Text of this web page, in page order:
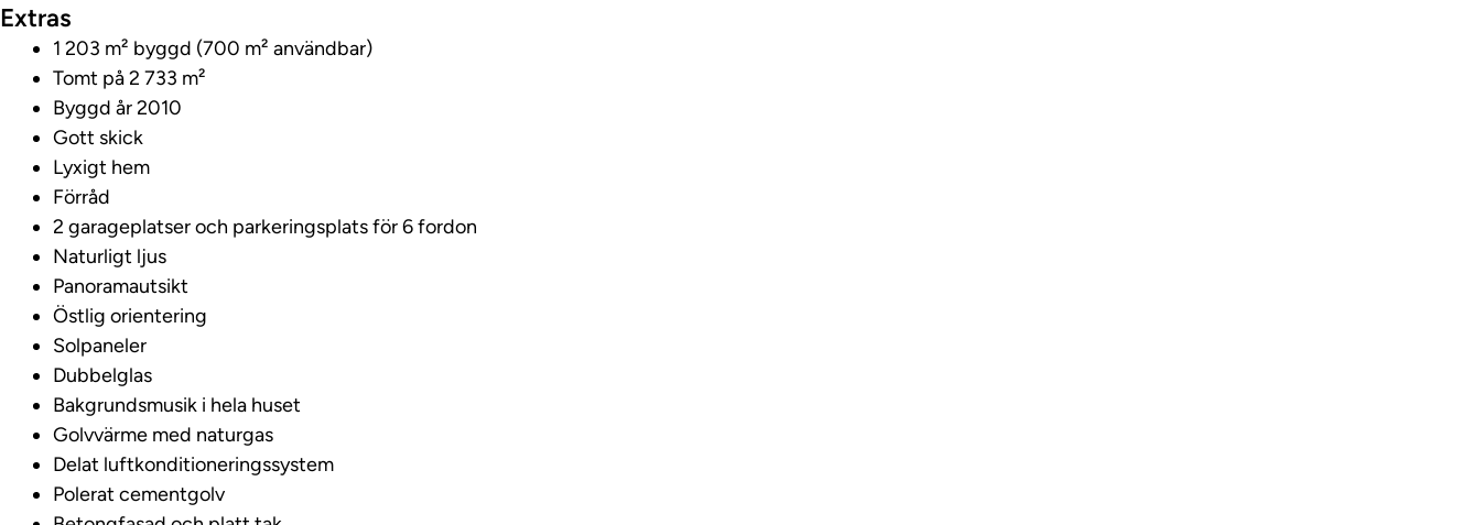
Extras
1 203 m² byggd (700 m² användbar)
Tomt på 2 733 m²
Byggd år 2010
Gott skick
Lyxigt hem
Förråd
2 garageplatser och parkeringsplats för 6 fordon
Naturligt ljus
Panoramautsikt
Östlig orientering
Solpaneler
Dubbelglas
Bakgrundsmusik i hela huset
Golvvärme med naturgas
Delat luftkonditioneringssystem
Polerat cementgolv